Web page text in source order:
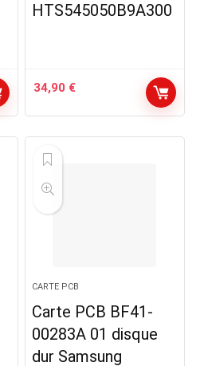
HTS545050B9A300
34,90 €
CARTE PCB
Carte PCB BF41-
00283A 01 disque
dur Samsung